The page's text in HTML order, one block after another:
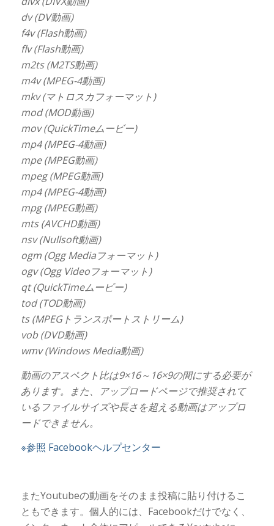
dv (DV動画)
f4v (Flash動画)
flv (Flash動画)
m2ts (M2TS動画)
m4v (MPEG-4動画)
mkv (マトロスカフォーマット)
mod (MOD動画)
mov (QuickTimeムービー)
mp4 (MPEG-4動画)
mpe (MPEG動画)
mpeg (MPEG動画)
mp4 (MPEG-4動画)
mpg (MPEG動画)
mts (AVCHD動画)
nsv (Nullsoft動画)
ogm (Ogg Mediaフォーマット)
ogv (Ogg Videoフォーマット)
qt (QuickTimeムービー)
tod (TOD動画)
ts (MPEGトランスポートストリーム)
vob (DVD動画)
wmv (Windows Media動画)
動画のアスペクト比は9×16～16×9の間にする必要が
あります。また、アップロードページで推奨されて
いるファイルサイズや長さを超える動画はアップロ
ードできません。
※参照 Facebookヘルプセンター
またYoutubeの動画をそのまま投稿に貼り付けるこ
ともできます。個人的には、Facebookだけでなく、